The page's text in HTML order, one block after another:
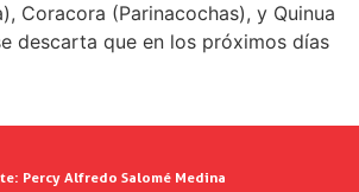
Coracora (Parinacochas), y Quinua
descarta que en los próximos días
Percy Alfredo Salomé Medina